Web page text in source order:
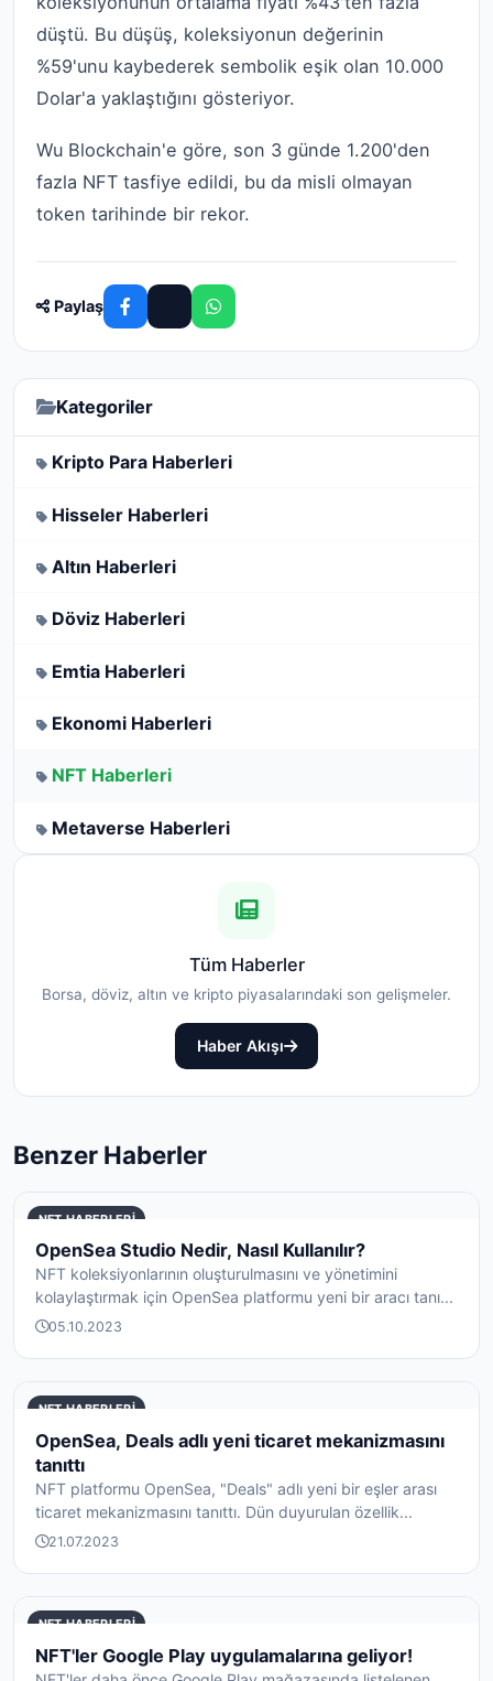
düştü. Bu düşüş, koleksiyonun değerinin
%59'unu kaybederek sembolik eşik olan 10.000
Dolar'a yaklaştığını gösteriyor.
Wu Blockchain'e göre, son 3 günde 1.200'den
fazla NFT tasfiye edildi, bu da misli olmayan
token tarihinde bir rekor.
Paylaş
Kategoriler
Kripto Para Haberleri
Hisseler Haberleri
Altın Haberleri
Döviz Haberleri
Emtia Haberleri
Ekonomi Haberleri
NFT Haberleri
Metaverse Haberleri
Tüm Haberler
Borsa, döviz, altın ve kripto piyasalarındaki son gelişmeler.
Haber Akışı
Benzer Haberler
NFT HABERLERI
OpenSea Studio Nedir, Nasıl Kullanılır?
NFT koleksiyonlarının oluşturulmasını ve yönetimini
kolaylaştırmak için OpenSea platformu yeni bir aracı tanı...
05.10.2023
NFT HABERLERI
OpenSea, Deals adlı yeni ticaret mekanizmasını
tanıttı
NFT platformu OpenSea, "Deals" adlı yeni bir eşler arası
ticaret mekanizmasını tanıttı. Dün duyurulan özellik...
21.07.2023
NFT HABERLERI
NFT'ler Google Play uygulamalarına geliyor!